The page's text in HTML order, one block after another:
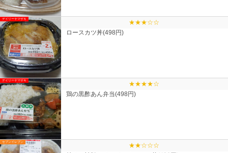
デイリーヤマザキ
★★★☆☆
ロースカツ丼(498円)
デイリーヤマザキ
★★★★☆
鶏の黒酢あん弁当(498円)
セブンイレブン
★★☆☆☆